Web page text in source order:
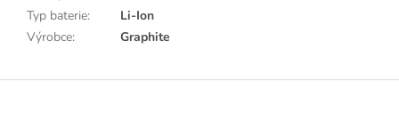
Typ baterie:
Li-Ion
Výrobce: Graphite
Z